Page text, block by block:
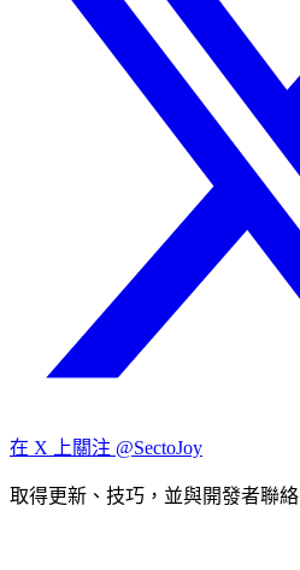
在 X 上關注 @SectoJoy
取得更新、技巧，並與開發者聯絡